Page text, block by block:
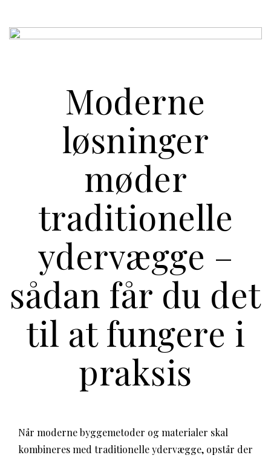
Moderne
løsninger
møder
traditionelle
ydervægge –
sådan får du det
til at fungere i
praksis
Når moderne byggemetoder og materialer skal
kombineres med traditionelle ydervægge, opstår der